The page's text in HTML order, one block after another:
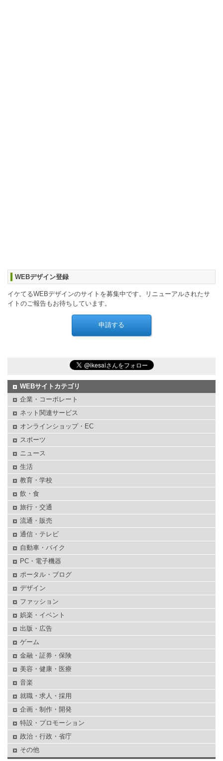
WEBデザイン登録
イケてるWEBデザインのサイトを募集中です。リニューアルされたサ
イトのご報告もお待ちしています。
WEBサイトカテゴリ
企業・コーポレート
ネット関連サービス
オンラインショップ・EC
スポーツ
ニュース
生活
教育・学校
飲・食
旅行・交通
流通・販売
通信・テレビ
自動車・バイク
PC・電子機器
ポータル・ブログ
デザイン
ファッション
娯楽・イベント
出版・広告
ゲーム
金融・証券・保険
美容・健康・医療
音楽
就職・求人・採用
企画・制作・開発
特設・プロモーション
政治・行政・省庁
その他